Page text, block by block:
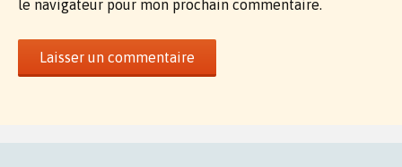
le navigateur pour mon prochain commentaire.